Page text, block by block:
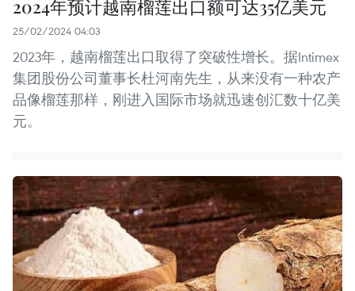
2024年预计越南榴莲出口额可达35亿美元
25/02/2024 04:03
2023年，越南榴莲出口取得了突破性增长。据Intimex
集团股份公司董事长杜河南先生，从来没有一种农产
品像榴莲那样，刚进入国际市场就迅速创汇数十亿美
元。